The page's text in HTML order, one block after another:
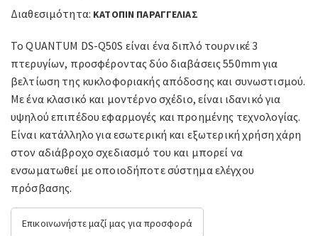
Διαθεσιμότητα: ΚΑΤΟΠΙΝ ΠΑΡΑΓΓΕΛΙΑΣ
Το QUANTUM DS-Q50S είναι ένα διπλό τουρνικέ 3
πτερυγίων, προσφέροντας δύο διαβάσεις 550mm για
βελτίωση της κυκλοφοριακής απόδοσης και συνωστισμού.
Με ένα κλασικό και μοντέρνο σχέδιο, είναι ιδανικό για
υψηλού επιπέδου εφαρμογές και προημένης τεχνολογίας.
Είναι κατάλληλο για εσωτερική και εξωτερική χρήση χάρη
στον αδιάβροχο σχεδιασμό του και μπορεί να
ενσωματωθεί με οποιοδήποτε σύστημα ελέγχου
πρόσβασης.
Επικοινωνήστε μαζί μας για προσφορά